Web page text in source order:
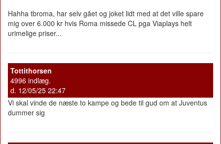
Hahha tbroma, har selv gået og joket lidt med at det ville spare
mig over 6.000 kr hvis Roma missede CL pga Viaplays helt
urimelige priser...
Tottithorsen
4996 indlæg.
d. 12/05/25 22:47
Vi skal vinde de næste to kampe og bede til gud om at Juventus
dummer sig